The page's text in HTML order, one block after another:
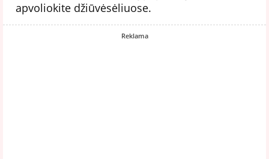
apvoliokite džiūvėsėliuose.
Reklama